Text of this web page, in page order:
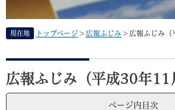
現在地 トップページ > 広報ふじみ > 広報ふじみ（
本
文
広報ふじみ（平成30年11
ページ内目次